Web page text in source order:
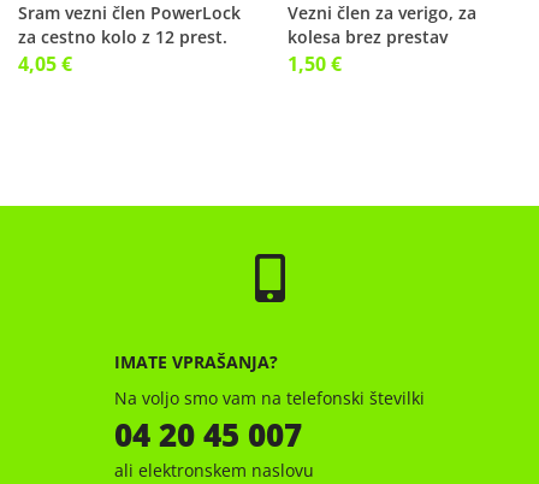
Sram vezni člen PowerLock
za cestno kolo z 12 prest.
Sram
4,05 €
Vezni člen za verigo, za
kolesa brez prestav
1,50 €
IMATE VPRAŠANJA?
Na voljo smo vam na telefonski številki
04 20 45 007
ali elektronskem naslovu